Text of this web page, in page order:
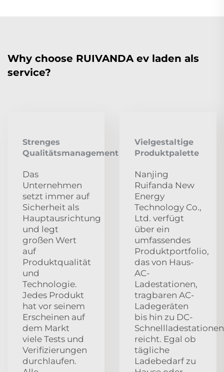
Why choose RUIVANDA ev laden als
service?
Strenges
Qualitätsmanagement
Das
Unternehmen
setzt immer auf
Sicherheit als
Hauptausrichtung
und legt
großen Wert
auf
Produktqualität
und
Technologie.
Jedes Produkt
hat vor seinem
Erscheinen auf
dem Markt
viele Tests und
Verifizierungen
durchlaufen.
Vielgestaltige
Produktpalette
Nanjing
Ruifanda New
Energy
Technology Co.,
Ltd. verfügt
über ein
umfassendes
Produktportfolio,
das von Haus-
AC-
Ladestationen,
tragbaren AC-
Ladegeräten
bis hin zu DC-
Schnellladestationen
reicht. Egal ob
tägliche
Ladebedarf zu